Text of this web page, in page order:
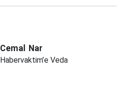
Cemal Nar
Habervaktim’e Veda